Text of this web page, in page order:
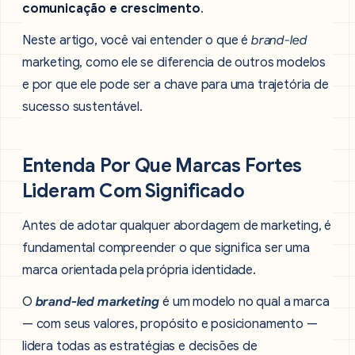
comunicação e crescimento.
Neste artigo, você vai entender o que é brand-led
marketing, como ele se diferencia de outros modelos
e por que ele pode ser a chave para uma trajetória de
sucesso sustentável.
Entenda Por Que Marcas Fortes
Lideram Com Significado
Antes de adotar qualquer abordagem de marketing, é
fundamental compreender o que significa ser uma
marca orientada pela própria identidade.
O brand-led marketing é um modelo no qual a marca
— com seus valores, propósito e posicionamento —
lidera todas as estratégias e decisões de